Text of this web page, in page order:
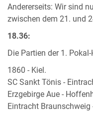
Andererseits: Wir sind
zwischen dem 21. und
18.36:
Die Partien der 1.
1860 - Kiel.
SC Sankt Tönis -
Erzgebirge Aue -
Eintracht Braunschweig